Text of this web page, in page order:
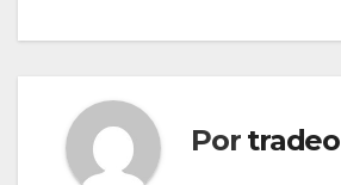
Por tradeo